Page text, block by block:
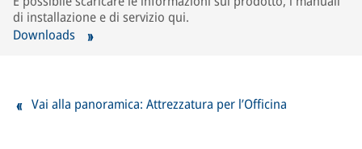
di installazione e di servizio qui.
Downloads
Vai alla panoramica: Attrezzatura per l’Officina